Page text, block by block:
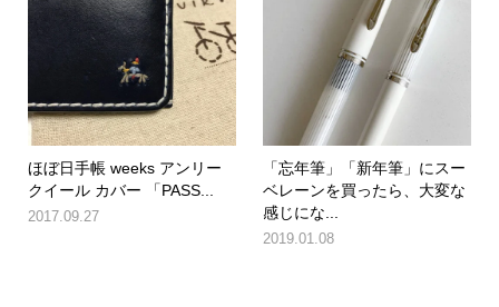
ほぼ日手帳 weeks アンリー
クイール カバー 「PASS...
2017.09.27
「忘年筆」「新年筆」にスー
ベレーンを買ったら、大変な
感じにな...
2019.01.08